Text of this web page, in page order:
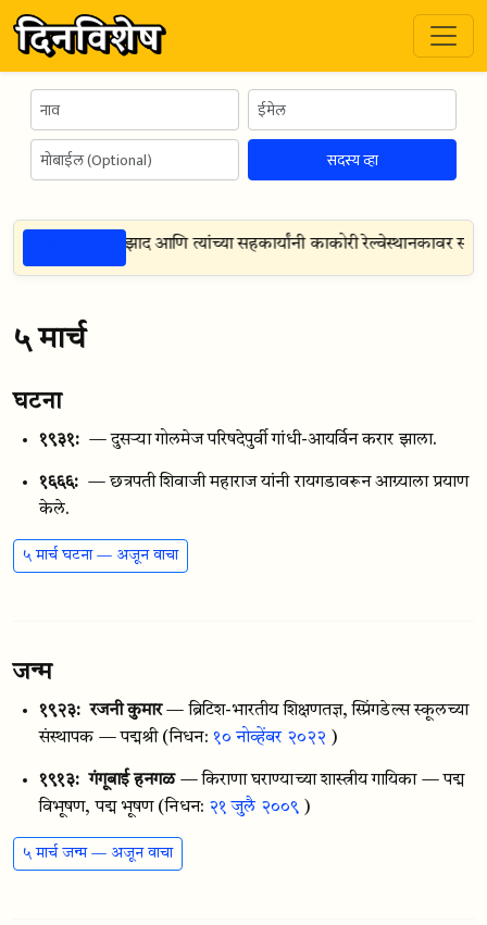
सदस्य व्हा
— चंद्रशेखर आझाद आणि त्यांच्या सहकार्यांनी काकोरी रेल्वेस्थानकावर
५ मार्च
घटना
१९३१: — दुसऱ्या गोलमेज परिषदेपुर्वी गांधी-आयर्विन करार झाला.
१६६६: — छत्रपती शिवाजी महाराज यांनी रायगडावरून आग्र्याला प्रयाण
केले.
५ मार्च घटना — अजून वाचा
जन्म
१९२३: रजनी कुमार — ब्रिटिश-भारतीय शिक्षणतज्ञ, स्प्रिंगडेल्स स्कूलच्या
संस्थापक — पद्मश्री (निधन: १० नोव्हेंबर २०२२ )
१९१३: गंगूबाई हनगळ — किराणा घराण्याच्या शास्त्रीय गायिका — पद्म
विभूषण, पद्म भूषण (निधन: २१ जुलै २००९)
५ मार्च जन्म — अजून वाचा